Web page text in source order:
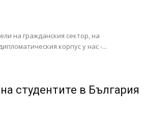
на гражданския сектор, на
корпус у нас -...
студентите в България